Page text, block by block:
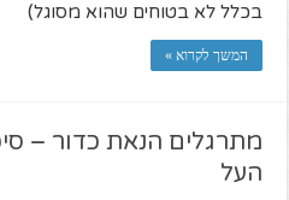
בכלל לא בטוחים שהוא מסוגל)
המשך לקרוא »
העל